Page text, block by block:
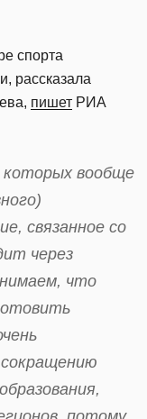
спорта
рассказала
пишет РИА
которых вообще
связанное со
через
что